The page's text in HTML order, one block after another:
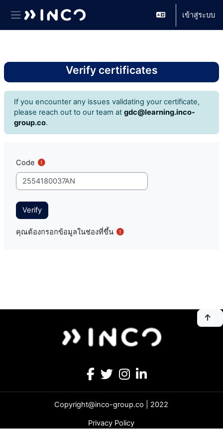
เข้าสู่ระบบ
Verify certificates
If you encounter any issues validating your certificate,
please reach out to our team at gdc@learning.inco-
group.co.
Code
คุณต้องกรอกข้อมูลในช่องที่ขึ้น
Copyright@inco-group.co | 2022
Privacy Policy